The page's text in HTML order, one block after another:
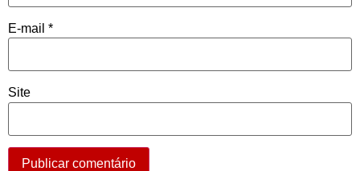
E-mail *
Site